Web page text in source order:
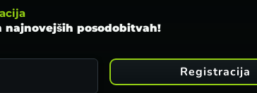
najnovejših posodobitvah!
Registracija